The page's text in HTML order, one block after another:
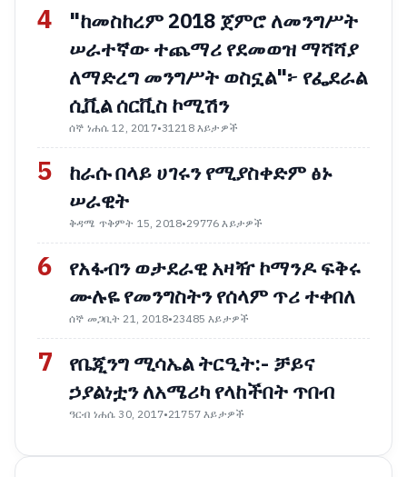
4
"ከመስከረም 2018 ጀምሮ ለመንግሥት
ሠራተኛው ተጨማሪ የደመወዝ ማሻሻያ
ለማድረግ መንግሥት ወስኗል"፦ የፌደራል
ሲቪል ሰርቪስ ኮሚሽን
ሰኞ ነሐሴ 12, 2017•31218 እይታዎች
5
ከራሱ በላይ ሀገሩን የሚያስቀድም ፅኑ
ሠራዊት
ቅዳሜ ጥቅምት 15, 2018•29776 እይታዎች
6
የአፋብን ወታደራዊ አዛዥ ኮማንዶ ፍቅሩ
ሙሉዬ የመንግስትን የሰላም ጥሪ ተቀበለ
ሰኞ መጋቢት 21, 2018•23485 እይታዎች
7
የቤጂንግ ሚሳኤል ትርዒት:- ቻይና
ኃያልነቷን ለአሜሪካ የላከችበት ጥበብ
ዓርብ ነሐሴ 30, 2017•21757 እይታዎች